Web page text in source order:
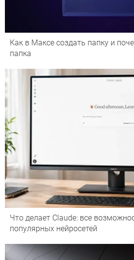
Как в Максе создать папку и
папка
Что делает Сlaude: все
популярных нейросетей